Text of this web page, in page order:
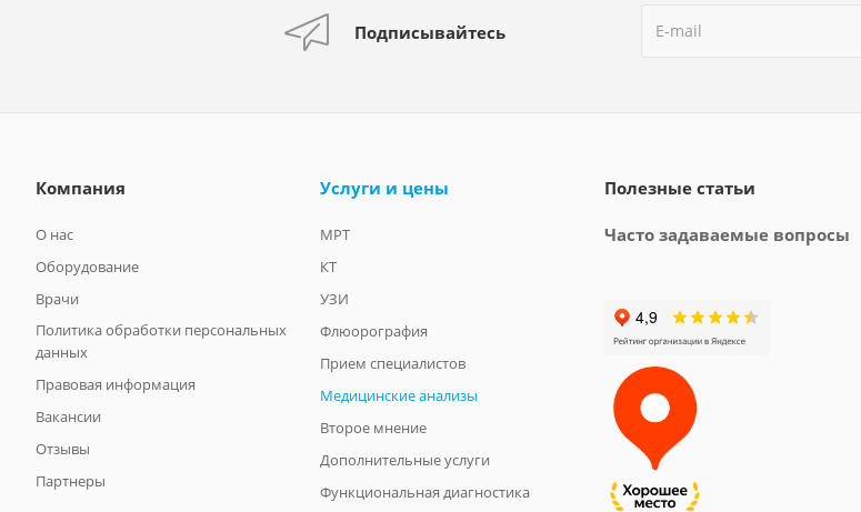
Подписывайтесь
Компания
О нас
Оборудование
Врачи
Политика обработки персональных
данных
Правовая информация
Вакансии
Отзывы
Партнеры
Услуги и цены
МРТ
КТ
УЗИ
Флюорография
Прием специалистов
Медицинские анализы
Второе мнение
Дополнительные услуги
Функциональная диагностика
Полезные статьи
Часто задаваемые вопросы